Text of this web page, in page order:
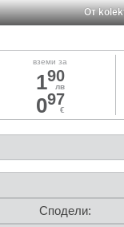
От
вземи за
190
лв
097
€
Сподели: